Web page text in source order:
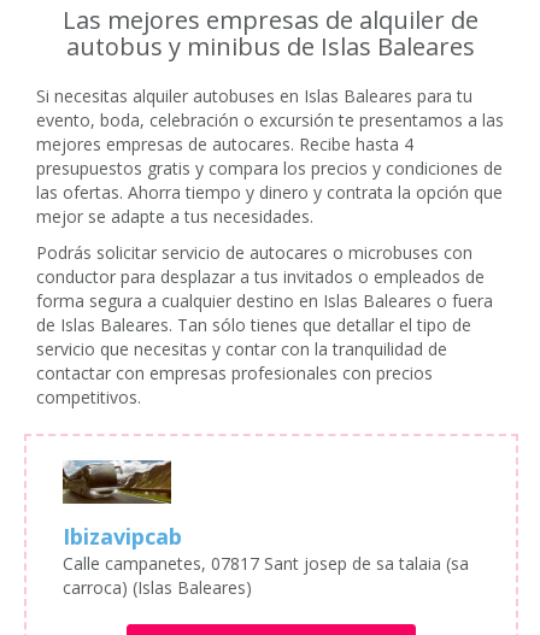
Las mejores empresas de alquiler de
autobus y minibus de Islas Baleares
Si necesitas alquiler autobuses en Islas Baleares para tu
evento, boda, celebración o excursión te presentamos a las
mejores empresas de autocares. Recibe hasta 4
presupuestos gratis y compara los precios y condiciones de
las ofertas. Ahorra tiempo y dinero y contrata la opción que
mejor se adapte a tus necesidades.
Podrás solicitar servicio de autocares o microbuses con
conductor para desplazar a tus invitados o empleados de
forma segura a cualquier destino en Islas Baleares o fuera
de Islas Baleares. Tan sólo tienes que detallar el tipo de
servicio que necesitas y contar con la tranquilidad de
contactar con empresas profesionales con precios
competitivos.
Ibizavipcab
Calle campanetes, 07817 Sant josep de sa talaia (sa
carroca) (Islas Baleares)